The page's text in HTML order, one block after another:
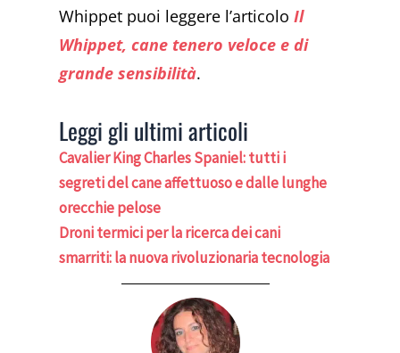
Whippet puoi leggere l’articoloIl
Whippet, cane tenero veloce e di
grande sensibilità.
Leggi gli ultimi articoli
Cavalier King Charles Spaniel: tutti i
segreti del cane affettuoso e dalle lunghe
orecchie pelose
Droni termici per la ricerca dei cani
smarriti: la nuova rivoluzionaria tecnologia